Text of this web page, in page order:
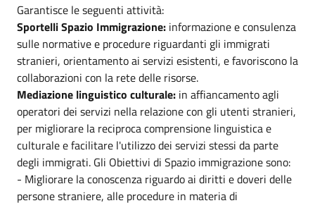
Garantisce le seguenti attività:
Sportelli Spazio Immigrazione: informazione e consulenza
sulle normative e procedure riguardanti gli immigrati
stranieri, orientamento ai servizi esistenti, e favoriscono la
collaborazioni con la rete delle risorse.
Mediazione linguistico culturale: in affiancamento agli
operatori dei servizi nella relazione con gli utenti stranieri,
per migliorare la reciproca comprensione linguistica e
culturale e facilitare l'utilizzo dei servizi stessi da parte
degli immigrati. Gli Obiettivi di Spazio immigrazione sono:
- Migliorare la conoscenza riguardo ai diritti e doveri delle
persone straniere, alle procedure in materia di